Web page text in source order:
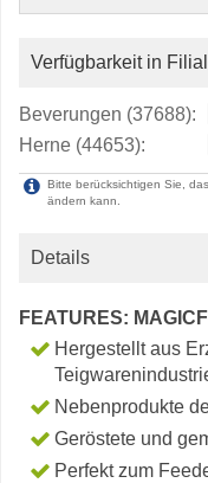
Verfügbarkeit in
Beverungen (37688):
Herne (44653):
Bitte berücksichtigen Sie,
ändern kann.
Details
FEATURES:
Hergestellt aus
Nebenprodukte
Geröstete und
Perfekt zum